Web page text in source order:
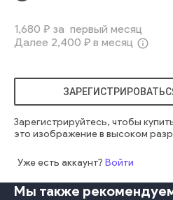
экспозиция перспектива
геометрический
потолок внутри
1,680 ₽ за первый месяц
Далее 2,400 ₽ в месяц info_outline
Зарегистрируйтесь, чтобы
это изображение в высоком
Уже есть аккаунт? Войти
Мы также